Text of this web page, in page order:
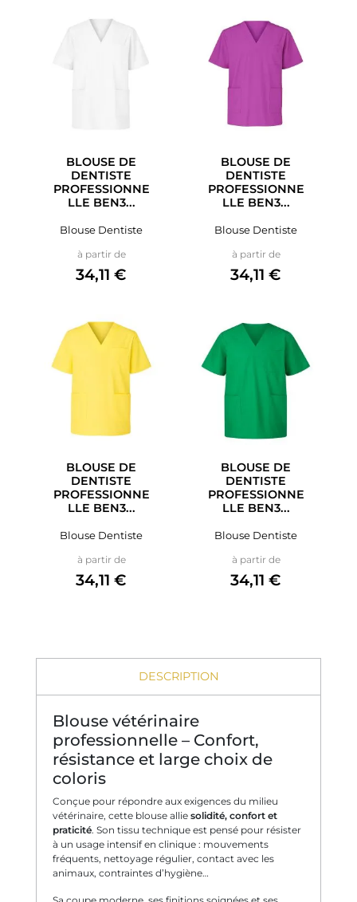
BLOUSE DE
DENTISTE
PROFESSIONNE
LLE BEN3...
Blouse Dentiste
à partir dePrix
34,11 €
BLOUSE DE
DENTISTE
PROFESSIONNE
LLE BEN3...
Blouse Dentiste
à partir dePrix
34,11 €
BLOUSE DE
DENTISTE
PROFESSIONNE
LLE BEN3...
Blouse Dentiste
à partir dePrix
34,11 €
BLOUSE DE
DENTISTE
PROFESSIONNE
LLE BEN3...
Blouse Dentiste
à partir dePrix
34,11 €
DESCRIPTION
Blouse vétérinaire
professionnelle – Confort,
résistance et large choix de
coloris
Conçue pour répondre aux exigences du milieu
vétérinaire, cette blouse allie solidité, confort et
praticité. Son tissu technique est pensé pour résister
à un usage intensif en clinique : mouvements
fréquents, nettoyage régulier, contact avec les
animaux, contraintes d’hygiène…